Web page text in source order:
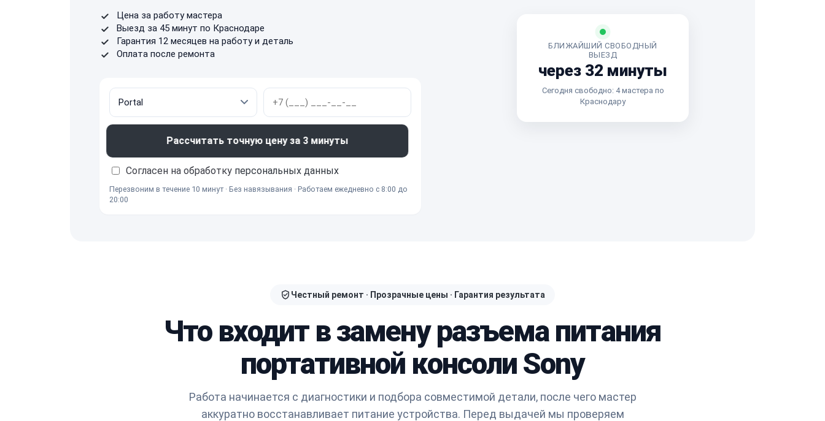
Цена за работу мастера
Выезд за 45 минут по Краснодаре
Гарантия 12 месяцев на работу и деталь
Оплата после ремонта
Рассчитать точную цену за 3 минуты
Согласен на обработку персональных данных
Перезвоним в течение 10 минут · Без навязывания · Работаем ежедневно с 8:00 до
20:00
БЛИЖАЙШИЙ СВОБОДНЫЙ
ВЫЕЗД
через 32 минуты
Сегодня свободно: 4 мастера по
Краснодару
Честный ремонт · Прозрачные цены · Гарантия результата
Что входит в замену разъема питания
портативной консоли Sony
Работа начинается с диагностики и подбора совместимой детали, после чего мастер
аккуратно восстанавливает питание устройства. Перед выдачей мы проверяем